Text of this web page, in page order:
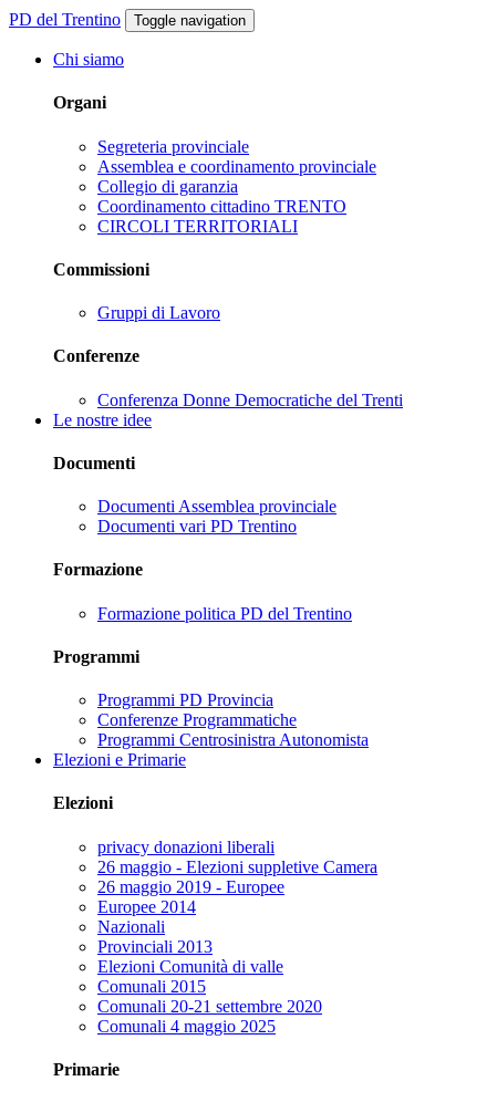
PD del Trentino Toggle navigation
Chi siamo
Organi
Segreteria provinciale
Assemblea e coordinamento provinciale
Collegio di garanzia
Coordinamento cittadino TRENTO
CIRCOLI TERRITORIALI
Commissioni
Gruppi di Lavoro
Conferenze
Conferenza Donne Democratiche del Trenti
Le nostre idee
Documenti
Documenti Assemblea provinciale
Documenti vari PD Trentino
Formazione
Formazione politica PD del Trentino
Programmi
Programmi PD Provincia
Conferenze Programmatiche
Programmi Centrosinistra Autonomista
Elezioni e Primarie
Elezioni
privacy donazioni liberali
26 maggio - Elezioni suppletive Camera
26 maggio 2019 - Europee
Europee 2014
Nazionali
Provinciali 2013
Elezioni Comunità di valle
Comunali 2015
Comunali 20-21 settembre 2020
Comunali 4 maggio 2025
Primarie